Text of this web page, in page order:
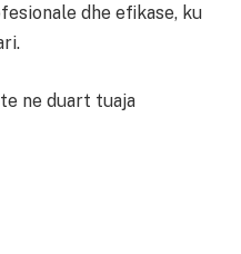
dhe efikase, ku
ne duart tuaja